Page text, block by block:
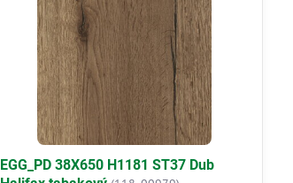
EGG_PD 38X650 H1181 ST37 Dub